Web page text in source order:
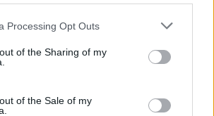
Processing Opt Outs
of the Sharing of my
of the Sale of my
Άνοδος μεριδίων σε 9 από 11